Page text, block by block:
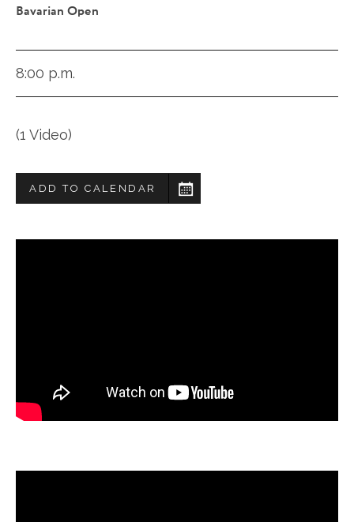
Bavarian Open
8:00 p.m.
(1 Video)
ADD TO CALENDAR